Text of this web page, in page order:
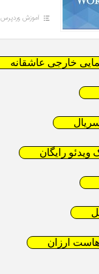
آموزش وردپرس
خارجی عاشقانه
رایگان
ارزان